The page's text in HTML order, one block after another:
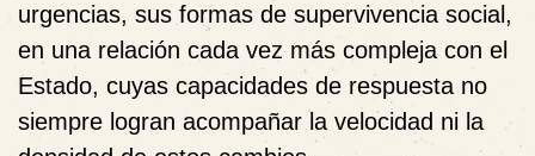
urgencias, sus formas de supervivencia social,
en una relación cada vez más compleja con el
Estado, cuyas capacidades de respuesta no
siempre logran acompañar la velocidad ni la